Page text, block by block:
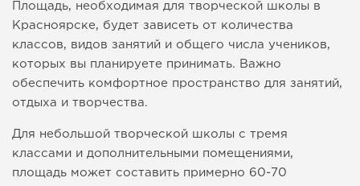
Площадь, необходимая для творческой школы в
Красноярске, будет зависеть от количества
классов, видов занятий и общего числа учеников,
которых вы планируете принимать. Важно
обеспечить комфортное пространство для занятий,
отдыха и творчества.
Для небольшой творческой школы с тремя
классами и дополнительными помещениями,
площадь может составить примерно 60-70